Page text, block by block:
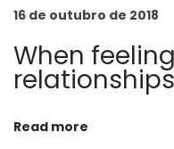
m
e
r
16 de outubro de 2018
When
relationships
Read more